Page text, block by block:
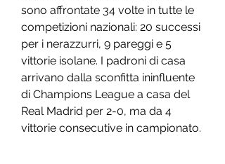
sono affrontate 34 volte in tutte le
competizioni nazionali: 20 successi
per i nerazzurri, 9 pareggi e 5
vittorie isolane. I padroni di casa
arrivano dalla sconfitta ininfluente
di Champions League a casa del
Real Madrid per 2-0, ma da 4
vittorie consecutive in campionato.